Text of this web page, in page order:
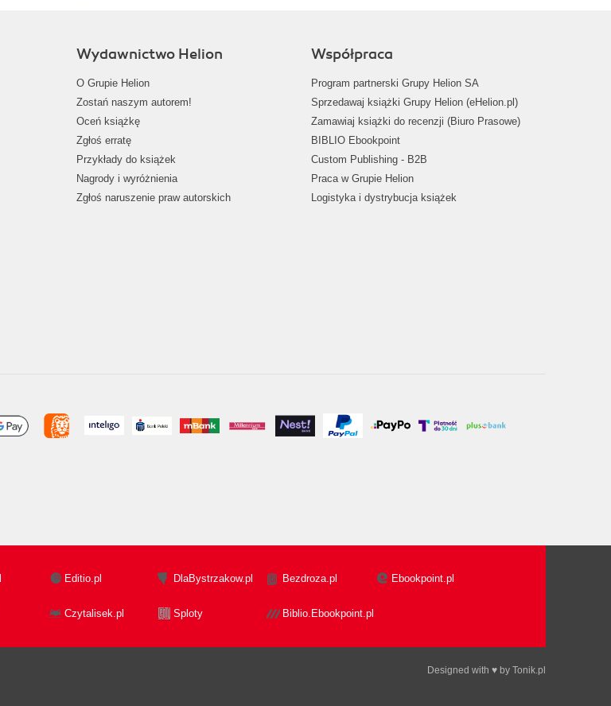
Wydawnictwo Helion
O Grupie Helion
Zostań naszym autorem!
Oceń książkę
Zgłoś erratę
Przykłady do książek
Nagrody i wyróżnienia
Zgłoś naruszenie praw autorskich
Współpraca
Program partnerski Grupy Helion SA
Sprzedawaj książki Grupy Helion (eHelion.pl)
Zamawiaj książki do recenzji (Biuro Prasowe)
BIBLIO Ebookpoint
Custom Publishing - B2B
Praca w Grupie Helion
Logistyka i dystrybucja książek
Editio.pl DlaBystrzakow.pl Bezdroza.pl Ebookpoint.pl
Czytalisek.pl Sploty Biblio.Ebookpoint.pl
Designed with ♥ by Tonik.pl